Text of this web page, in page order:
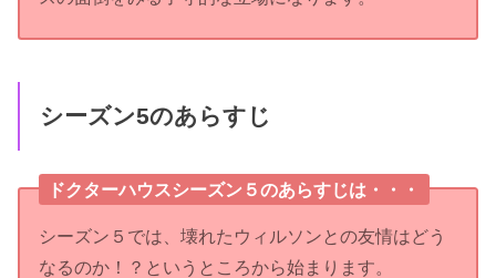
シーズン5のあらすじ
ドクターハウスシーズン５のあらすじは・・・
シーズン５では、壊れたウィルソンとの友情はどう
なるのか！？というところから始まります。